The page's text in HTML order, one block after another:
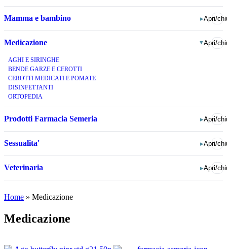
Mamma e bambino ▸Apri/
Medicazione ▸Apri/
AGHI E SIRINGHE
BENDE GARZE E CEROTTI
CEROTTI MEDICATI E POMATE
DISINFETTANTI
ORTOPEDIA
Prodotti Farmacia Semeria ▸Apri/
Sessualita' ▸Apri/
Veterinaria ▸Apri/
Home » Medicazione
Medicazione